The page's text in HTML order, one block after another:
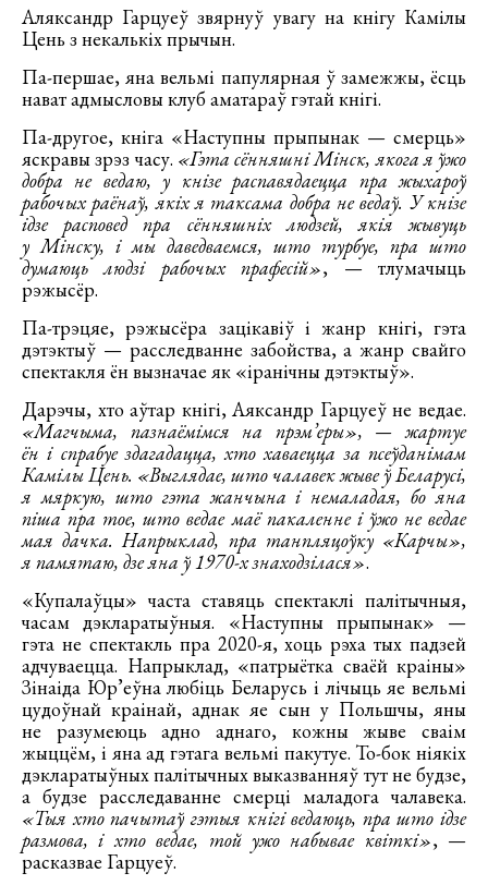
Аляксандр Гарцуеў звярнуў увагу на кнігу Камілы
Цень з некалькіх прычын.
Па-першае, яна вельмі папулярная ў замежжы, ёсць
нават адмысловы клуб аматараў гэтай кнігі.
Па-другое, кніга «Наступны прыпынак — смерць»
яскравы зрэз часу. «Гэта сённяшні Мінск, якога я ўжо
добра не ведаю, у кнізе распавядаецца пра жыхароў
рабочых раёнаў, якіх я таксама добра не ведаў. У кнізе
ідзе расповед пра сённяшніх людзей, якія жывуць
у Мінску, і мы даведваемся, што турбуе, пра што
думаюць людзі рабочых прафесій», — тлумачыць
рэжысёр.
Па-трэцяе, рэжысёра зацікавіў і жанр кнігі, гэта
дэтэктыў — расследванне забойства, а жанр свайго
спектакля ён вызначае як «іранічны дэтэктыў».
Дарэчы, хто аўтар кнігі, Аяксандр Гарцуеў не ведае.
«Магчыма, пазнаёмімся на прэм’еры», — жартуе
ён і спрабуе здагадацца, хто хаваецца за псеўданімам
Камілы Цень. «Выглядае, што чалавек жыве ў Беларусі,
я мяркую, што гэта жанчына і немаладая, бо яна
піша пра тое, што ведае маё пакаленне і ўжо не ведае
мая дачка. Напрыклад, пра танпляцоўку «Карчы»,
я памятаю, дзе яна ў 1970-х знаходзілася».
«Купалаўцы» часта ставяць спектаклі палітычныя,
часам дэкларатыўныя. «Наступны прыпынак» —
гэта не спектакль пра 2020-я, хоць рэха тых падзей
адчуваецца. Напрыклад, «патрыётка сваёй краіны»
Зінаіда Юр’еўна любіць Беларусь і лічыць яе вельмі
цудоўнай краінай, аднак яе сын у Польшчы, яны
не разумеюць адно аднаго, кожны жыве сваім
жыццём, і яна ад гэтага вельмі пакутуе. То-бок ніякіх
дэкларатыўных палітычных выказванняў тут не будзе,
а будзе расследаванне смерці маладога чалавека.
«Тыя хто пачытаў гэтыя кнігі ведаюць, пра што ідзе
размова, і хто ведае, той ужо набывае квіткі», —
расказвае Гарцуеў.